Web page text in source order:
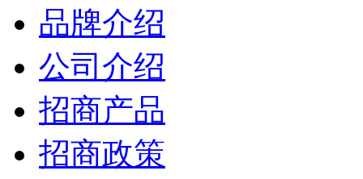
品牌介绍
公司介绍
招商产品
招商政策